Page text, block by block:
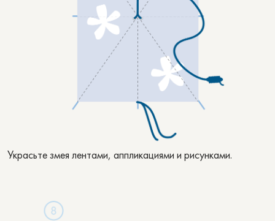
Украсьте змея лентами, аппликациями и рисунками.